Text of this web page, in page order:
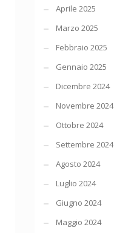
Aprile 2025
Marzo 2025
Febbraio 2025
Gennaio 2025
Dicembre 2024
Novembre 2024
Ottobre 2024
Settembre 2024
Agosto 2024
Luglio 2024
Giugno 2024
Maggio 2024